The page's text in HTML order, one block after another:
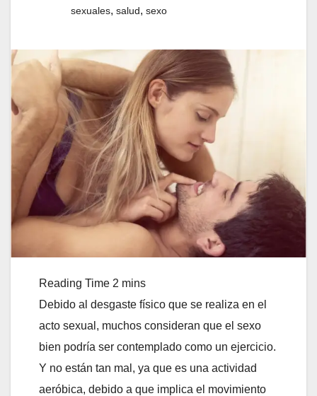
sexuales, salud, sexo
Debido al desgaste físico que se realiza en el
acto sexual, muchos consideran que el sexo
bien podría ser contemplado como un ejercicio.
Y no están tan mal, ya que es una actividad
aeróbica, debido a que implica el movimiento